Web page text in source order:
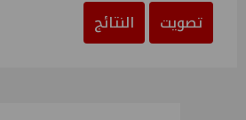
تصويت
النتائج